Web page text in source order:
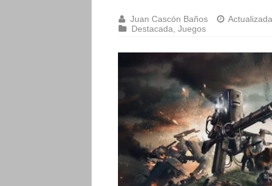
Juan Cascón Baños
Destacada Juegos